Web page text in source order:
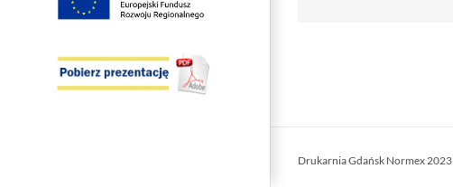
Drukarnia Gdańsk Normex 2023